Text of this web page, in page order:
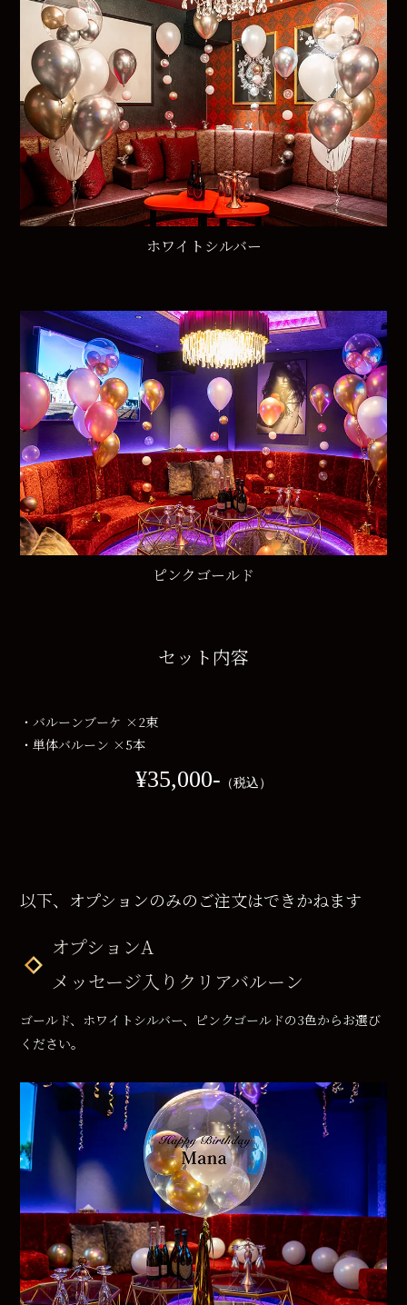
ホワイトシルバー
ピンクゴールド
セット内容
・バルーンブーケ ×2束
・単体バルーン ×5本
¥35,000‐ （税込）
以下、オプションのみのご注文はできかねます
オプションA
メッセージ入りクリアバルーン
ゴールド、ホワイトシルバー、ピンクゴールドの3色からお選び
ください。